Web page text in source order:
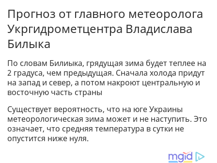
Прогноз от главного метеоролога
Укргидрометцентра Владислава
Билыка
По словам Билиыка, грядущая зима будет теплее на
2 градуса, чем предыдущая. Сначала холода придут
на запад и север, а потом накроют центральную и
восточную часть страны
Существует вероятность, что на юге Украины
метеорологическая зима может и не наступить. Это
означает, что средняя температура в сутки не
опустится ниже нуля.